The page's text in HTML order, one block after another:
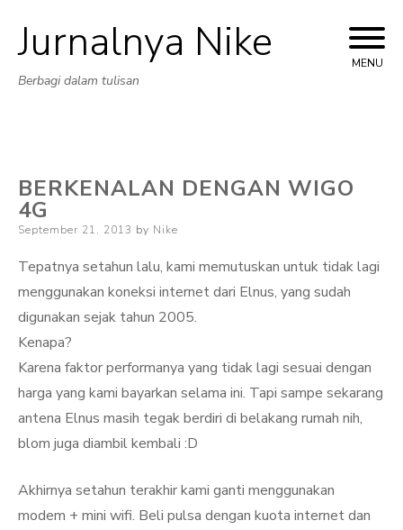
Skip
Jurnalnya Nike
Berbagi dalam tulisan
MENU
BERKENALAN DENGAN WIGO
4G
Posted
September 21, 2013 by Nike
Tepatnya setahun lalu, kami memutuskan untuk tidak lagi
menggunakan koneksi internet dari Elnus, yang sudah
digunakan sejak tahun 2005.
Kenapa?
Karena faktor performanya yang tidak lagi sesuai dengan
harga yang kami bayarkan selama ini. Tapi sampe sekarang
antena Elnus masih tegak berdiri di belakang rumah nih,
blom juga diambil kembali :D
Akhirnya setahun terakhir kami ganti menggunakan
modem + mini wifi. Beli pulsa dengan kuota internet dan